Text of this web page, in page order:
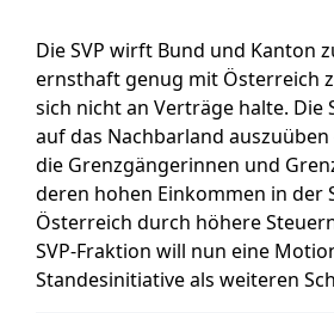
Die SVP wirft Bund und Kanton
ernsthaft genug mit Österreich
sich nicht an Verträge halte. Die
auf das Nachbarland
die Grenzgängerinnen und
deren hohen Einkommen in der
Österreich durch höhere
SVP-Fraktion will nun eine
Standesinitiative als weiteren